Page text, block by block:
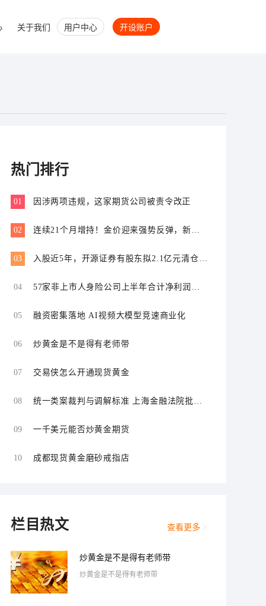
关于我们 用户中心 开设账户
热门排行
01 因涉两项违规，这家期货公司被责令改正
02
连续21个月增持！金价迎来强势反弹，新一
03
入股近5年，开源证券有股东拟2.1亿元清仓离
04
57家非上市人身险公司上半年合计净利润同
05
融资密集落地 AI视频大模型竞速商业化
06 炒黄金是不是得有老师带
07 交易侠怎么开通现货黄金
08
统一类案裁判与调解标准 上海金融法院批量
09
一千美元能否炒黄金期货
10 成都现货黄金磨砂戒指店
栏目热文 查看更多
炒黄金是不是得有老师带
炒黄金是不是得有老师带